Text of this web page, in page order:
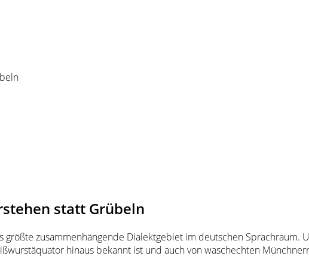
statt Grübeln
zusammenhängende Dialektgebiet im deutschen
hinaus bekannt ist und auch von waschechten